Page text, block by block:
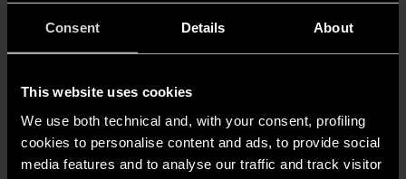
Consent Details About
This website uses cookies
We use both technical and, with your consent, profiling
cookies to personalise content and ads, to provide social
media features and to analyse our traffic and track visitor
INSTALARE ȘI ÎNTREȚINERE